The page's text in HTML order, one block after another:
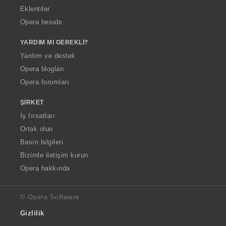
Eklentiler
Opera hesabı
YARDIM MI GEREKLI?
Yardım ve destek
Opera blogları
Opera forumları
ŞIRKET
İş fırsatları
Ortak olun
Basın bilgileri
Bizimle iletişim kurun
Opera hakkında
© Opera Software
Gizlilik